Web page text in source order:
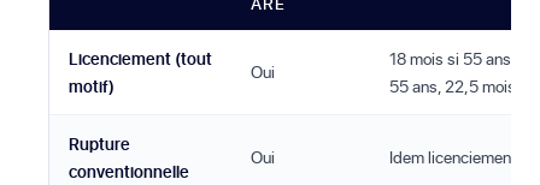
Licenciement (tout
motif)
Oui
18 mois si 55 ans,
55 ans, 22,5 mois si
Rupture
conventionnelle
Oui Idem licenciement